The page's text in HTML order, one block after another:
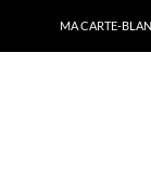
MA CARTE-